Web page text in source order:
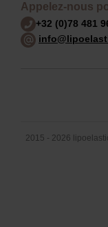
Appelez-nous
+32 (0)78 481
2015 - 2026